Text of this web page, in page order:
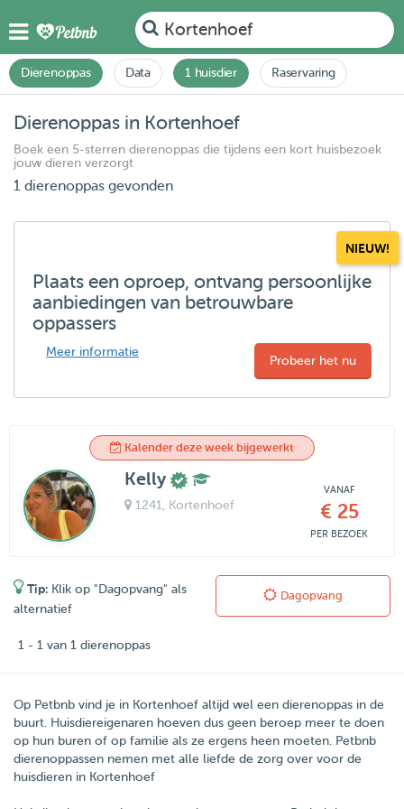
Kortenhoef
Dierenoppas Data 1 huisdier Raservaring
Dierenoppas in Kortenhoef
Boek een 5-sterren dierenoppas die tijdens een kort huisbezoek
jouw dieren verzorgt
1 dierenoppas gevonden
NIEUW!
Plaats een oproep, ontvang persoonlijke
aanbiedingen van betrouwbare
oppassers
Meer informatie
Probeer het nu
Kalender deze week bijgewerkt
Kelly
1241 , Kortenhoef
VANAF
€ 25
PER BEZOEK
Tip: Klik op "Dagopvang" als
alternatief
Dagopvang
1 - 1 van 1 dierenoppas
Op Petbnb vind je in Kortenhoef altijd wel een dierenoppas in de
buurt. Huisdiereigenaren hoeven dus geen beroep meer te doen
op hun buren of op familie als ze ergens heen moeten. Petbnb
dierenoppassen nemen met alle liefde de zorg over voor de
huisdieren in Kortenhoef